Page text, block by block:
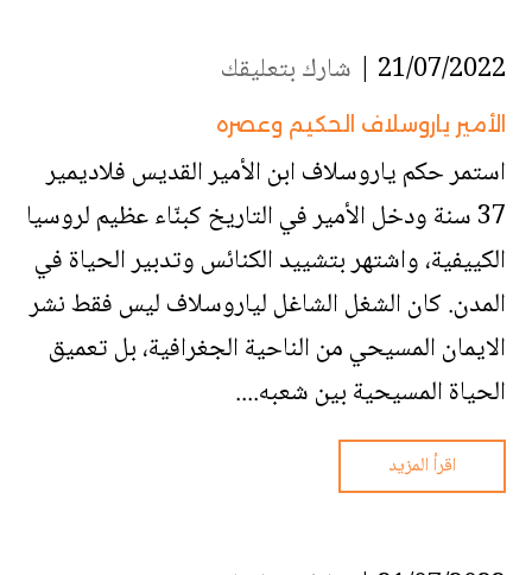
21/07/2022 | شارك بتعليقك
الأمير ياروسلاف الحكيم وعصره
استمر حكم ياروسلاف ابن الأمير القديس فلاديمير
37 سنة ودخل الأمير في التاريخ كبنّاء عظيم لروسيا
الكييفية، واشتهر بتشييد الكنائس وتدبير الحياة في
المدن. كان الشغل الشاغل لياروسلاف ليس فقط نشر
الايمان المسيحي من الناحية الجغرافية، بل تعميق
الحياة المسيحية بين شعبه....
اقرأ المزيد